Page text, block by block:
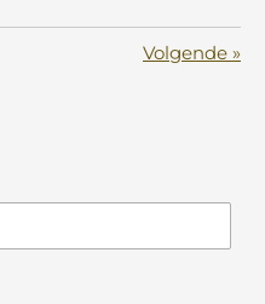
Volgende »